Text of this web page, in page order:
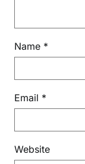
Name *
Email *
Website